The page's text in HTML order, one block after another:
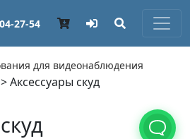
27-54
для видеонаблюдения
> Аксессуары скуд